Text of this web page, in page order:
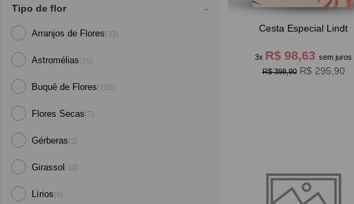
Tipo de flor
Arranjos de Flores(33)
Astromélias(15)
Buquê de Flores(105)
Flores Secas(7)
Gérberas(2)
Girassol (10)
Lírios(8)
Cesta Especial Lindt
3x R$ 98,63sem juros
R$ 398,90 R$ 295,90